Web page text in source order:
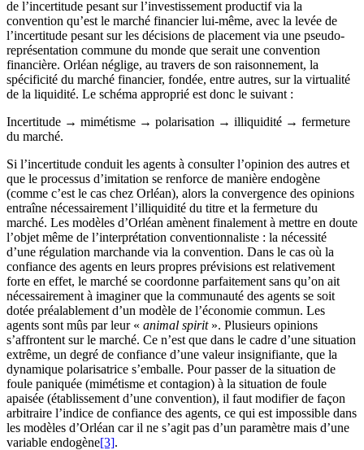
de l’incertitude pesant sur l’investissement productif via la
convention qu’est le marché financier lui-même, avec la levée de
l’incertitude pesant sur les décisions de placement via une pseudo-
représentation commune du monde que serait une convention
financière. Orléan néglige, au travers de son raisonnement, la
spécificité du marché financier, fondée, entre autres, sur la virtualité
de la liquidité. Le schéma approprié est donc le suivant :
Incertitude → mimétisme → polarisation → illiquidité → fermeture
du marché.
Si l’incertitude conduit les agents à consulter l’opinion des autres et
que le processus d’imitation se renforce de manière endogène
(comme c’est le cas chez Orléan), alors la convergence des opinions
entraîne nécessairement l’illiquidité du titre et la fermeture du
marché. Les modèles d’Orléan amènent finalement à mettre en doute
l’objet même de l’interprétation conventionnaliste : la nécessité
d’une régulation marchande via la convention. Dans le cas où la
confiance des agents en leurs propres prévisions est relativement
forte en effet, le marché se coordonne parfaitement sans qu’on ait
nécessairement à imaginer que la communauté des agents se soit
dotée préalablement d’un modèle de l’économie commun. Les
agents sont mûs par leur « animal spirit». Plusieurs opinions
s’affrontent sur le marché. Ce n’est que dans le cadre d’une situation
extrême, un degré de confiance d’une valeur insignifiante, que la
dynamique polarisatrice s’emballe. Pour passer de la situation de
foule paniquée (mimétisme et contagion) à la situation de foule
apaisée (établissement d’une convention), il faut modifier de façon
arbitraire l’indice de confiance des agents, ce qui est impossible dans
les modèles d’Orléan car il ne s’agit pas d’un paramètre mais d’une
variable endogène[3].